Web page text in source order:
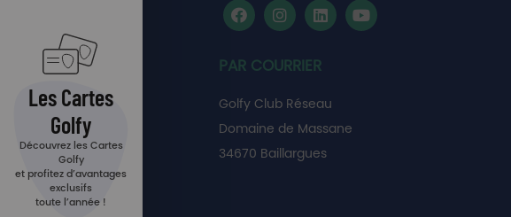
Les Cartes
Golfy
Découvrez les Cartes
Golfy
et profitez d’avantages
exclusifs
toute l’année !
PAR COURRIER
Golfy Club Réseau
Domaine de Massane
34670 Baillargues